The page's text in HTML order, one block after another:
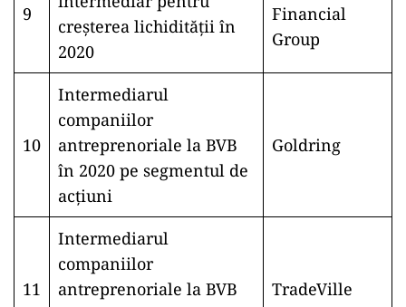
9
creșterea lichidității în
2020
Financial
Group
10
Intermediarul
companiilor
antreprenoriale la BVB
în 2020 pe segmentul de
acțiuni
Goldring
11
Intermediarul
companiilor
antreprenoriale la BVB
TradeVille